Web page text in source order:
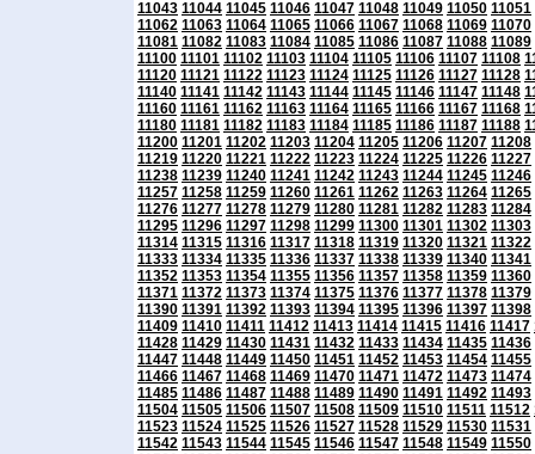
11043 11044 11045 11046 11047 11048 11049 11050 11051
11062 11063 11064 11065 11066 11067 11068 11069 11070
11081 11082 11083 11084 11085 11086 11087 11088 11089
11100 11101 11102 11103 11104 11105 11106 11107 11108
11120 11121 11122 11123 11124 11125 11126 11127 11128
11140 11141 11142 11143 11144 11145 11146 11147 11148
11160 11161 11162 11163 11164 11165 11166 11167 11168
11180 11181 11182 11183 11184 11185 11186 11187 11188
11200 11201 11202 11203 11204 11205 11206 11207 11208
11219 11220 11221 11222 11223 11224 11225 11226 11227
11238 11239 11240 11241 11242 11243 11244 11245 11246
11257 11258 11259 11260 11261 11262 11263 11264 11265
11276 11277 11278 11279 11280 11281 11282 11283 11284
11295 11296 11297 11298 11299 11300 11301 11302 11303
11314 11315 11316 11317 11318 11319 11320 11321 11322
11333 11334 11335 11336 11337 11338 11339 11340 11341
11352 11353 11354 11355 11356 11357 11358 11359 11360
11371 11372 11373 11374 11375 11376 11377 11378 11379
11390 11391 11392 11393 11394 11395 11396 11397 11398
11409 11410 11411 11412 11413 11414 11415 11416 11417
11428 11429 11430 11431 11432 11433 11434 11435 11436
11447 11448 11449 11450 11451 11452 11453 11454 11455
11466 11467 11468 11469 11470 11471 11472 11473 11474
11485 11486 11487 11488 11489 11490 11491 11492 11493
11504 11505 11506 11507 11508 11509 11510 11511 11512
11523 11524 11525 11526 11527 11528 11529 11530 11531
11542 11543 11544 11545 11546 11547 11548 11549 11550